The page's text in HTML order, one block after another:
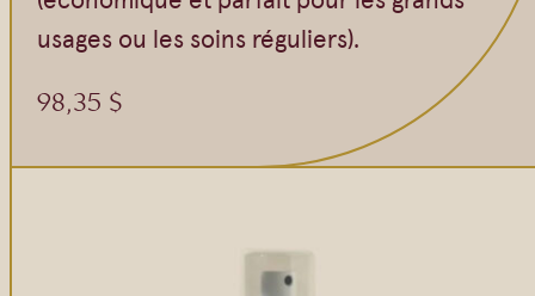
usages ou les soins réguliers).
98,35 $